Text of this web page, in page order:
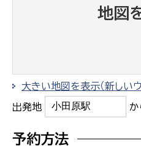
地図
大きい地図を表示（新しい
出発地 か
予約方法